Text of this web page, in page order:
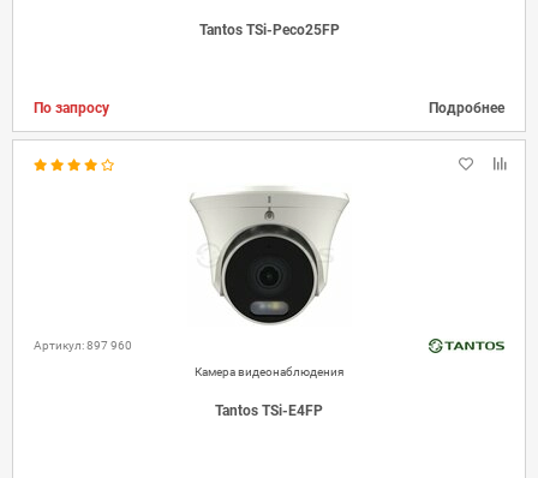
Tantos TSi-Peco25FP
По запросу Подробнее
Артикул: 897 960
Камера видеонаблюдения
Tantos TSi-E4FP